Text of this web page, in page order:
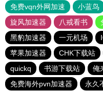
免费vqn外网加速
小蓝鸟
旋风加速器
八戒看书
黑豹加速器
一元机场
苹果加速器
CHK下载站
quickq
书游下载站 俺
免费海外pvn加速器
永久